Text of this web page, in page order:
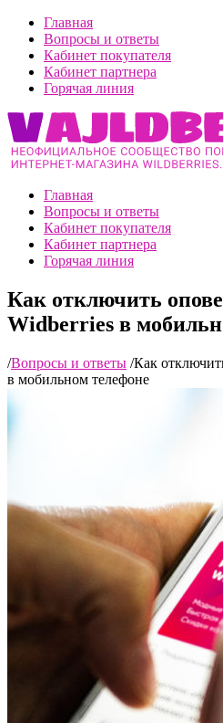
Главная
Вопросы и ответы
Кабинет покупателя
Кабинет партнера
Горячая линия
Главная
Вопросы и ответы
Кабинет покупателя
Кабинет партнера
Горячая линия
Как отключить
Widberries в
/Вопросы и ответы /Как
в мобильном телефоне